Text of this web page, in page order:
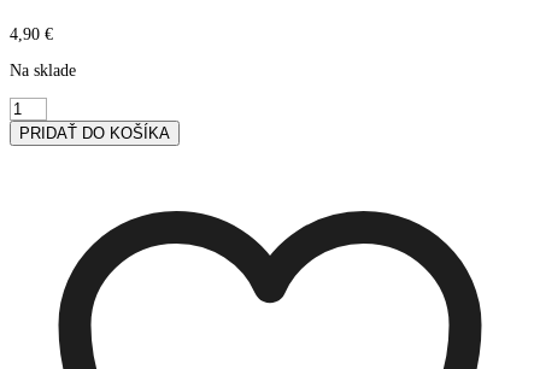
4,90 €
Na sklade
množstvo
Westerhever
-
PRIDAŤ DO KOŠÍKA